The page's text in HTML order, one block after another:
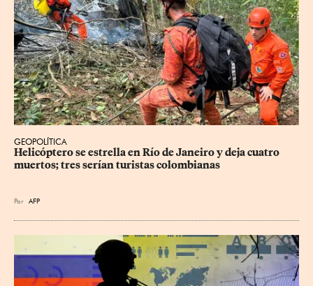
GEOPOLÍTICA
Helicóptero se estrella en Río de Janeiro y deja cuatro
muertos; tres serían turistas colombianas
Por AFP